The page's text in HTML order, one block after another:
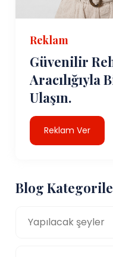
Reklam
Güvenilir
Aracılığıyla
Ulaşın.
Reklam Ver
Blog
Yapılacak şeyler